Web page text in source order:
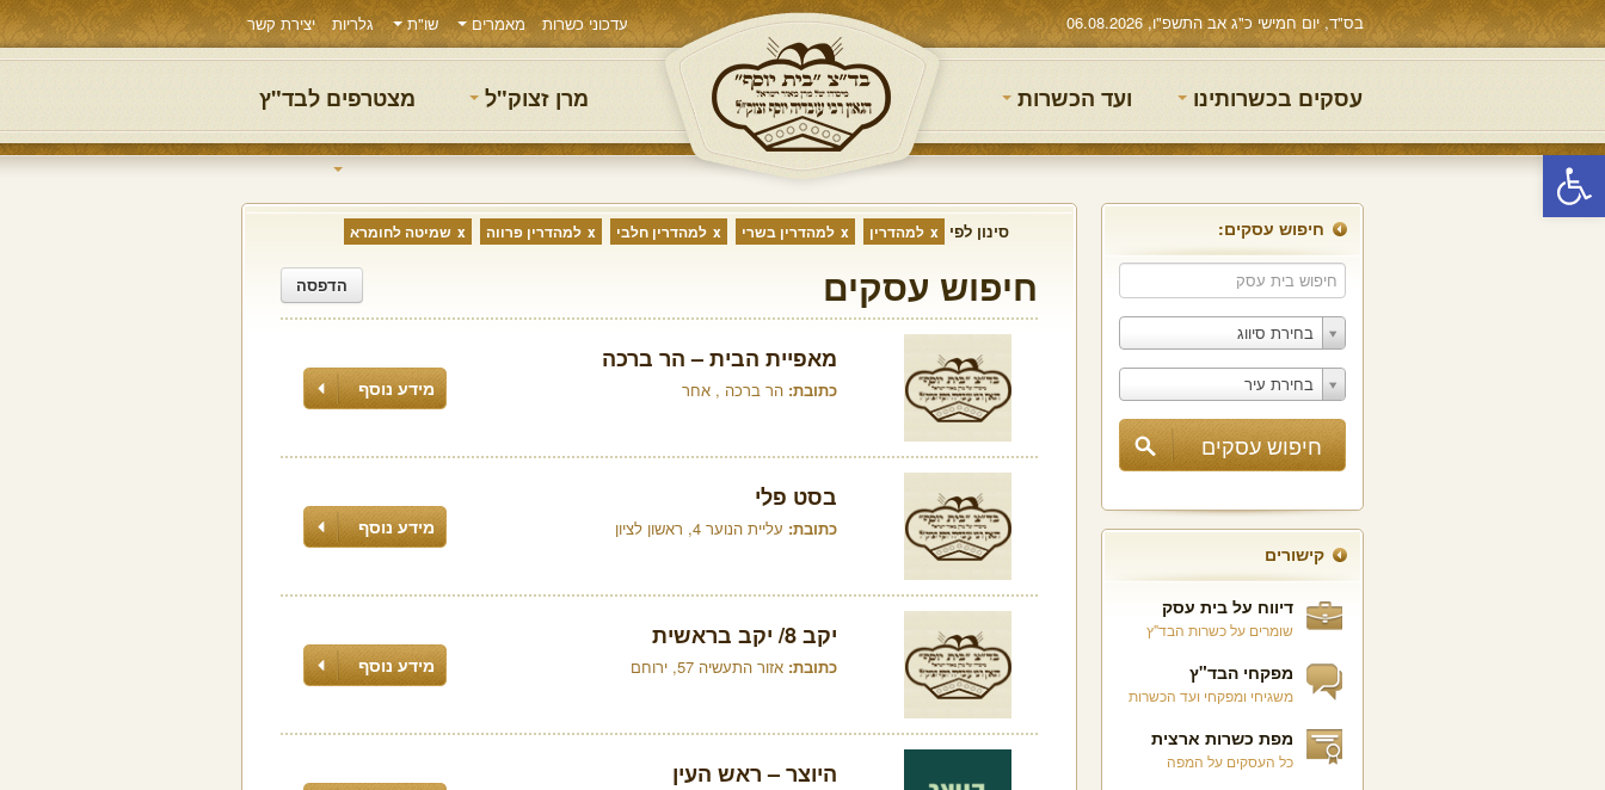
פתח סרגל נגישות
בס"ד, יום חמישי כ"ג אב התשפ"ו, 06.08.2026 עדכוני כשרות מאמרים שו"ת גלריות יצירת קשר
עסקים בכשרותינו ועד הכשרות מרן זצוק"ל מצטרפים לבד"ץ
חיפוש עסקים:
בחירת סיווג
בחירת עיר
קישורים
דיווח על בית עסק
שומרים על כשרות הבד"ץ
מפקחי הבד"ץ
משגיחי ומפקחי ועד הכשרות
מפת כשרות ארצית
כל העסקים על המפה
סינון לפי למהדרין למהדרין בשרי למהדרין חלבי למהדרין פרווה שמיטה לחומרא
חיפוש עסקים הדפסה
מאפיית הבית – הר ברכה
כתובת: הר ברכה , אחר מידע נוסף
בסט פלי
כתובת: עליית הנוער 4, ראשון לציון מידע נוסף
יקב 8/ יקב בראשית
כתובת: אזור התעשיה 57, ירוחם מידע נוסף
היוצר – ראש העין